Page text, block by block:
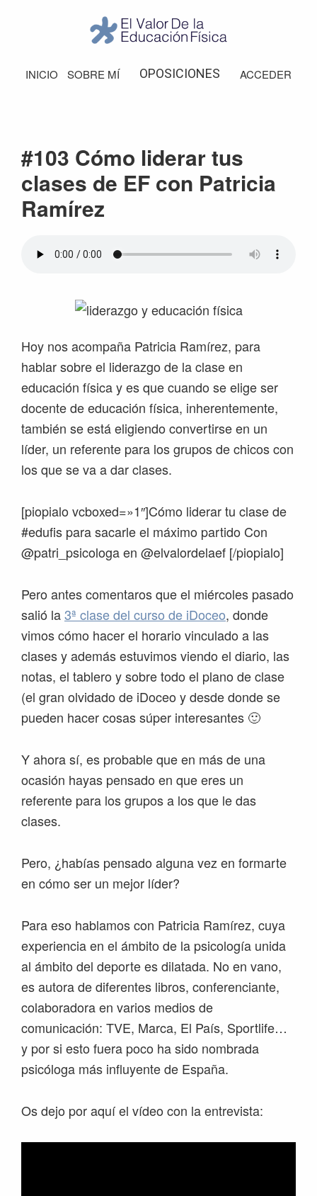
navegación
principal
barra
Valor
de
INICIO SOBRE MÍ OPOSICIONES ACCEDER
#103 Cómo liderar tus
clases de EF con Patricia
Ramírez
Hoy nos acompaña Patricia Ramírez, para
hablar sobre el liderazgo de la clase en
educación física y es que cuando se elige ser
docente de educación física, inherentemente,
también se está eligiendo convertirse en un
líder, un referente para los grupos de chicos con
los que se va a dar clases.
[piopialo vcboxed=»1″]Cómo liderar tu clase de
#edufis para sacarle el máximo partido Con
@patri_psicologa en @elvalordelaef [/piopialo]
Pero antes comentaros que el miércoles pasado
salió la3ª clase del curso de iDoceo, donde
vimos cómo hacer el horario vinculado a las
clases y además estuvimos viendo el diario, las
notas, el tablero y sobre todo el plano de clase
(el gran olvidado de iDoceo y desde donde se
pueden hacer cosas súper interesantes 🙂
Y ahora sí, es probable que en más de una
ocasión hayas pensado en que eres un
referente para los grupos a los que le das
clases.
Pero, ¿habías pensado alguna vez en formarte
en cómo ser un mejor líder?
Para eso hablamos con Patricia Ramírez, cuya
experiencia en el ámbito de la psicología unida
al ámbito del deporte es dilatada. No en vano,
es autora de diferentes libros, conferenciante,
colaboradora en varios medios de
comunicación: TVE, Marca, El País, Sportlife…
y por si esto fuera poco ha sido nombrada
psicóloga más influyente de España.
Os dejo por aquí el vídeo con la entrevista: